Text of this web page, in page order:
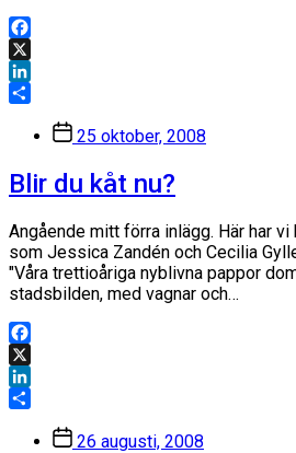
Facebook
X
LinkedIn
Inläggsdatum
25 oktober, 2008
Blir du kåt nu?
Angående mitt förra inlägg. Här har vi
som Jessica Zandén och Cecilia
"Våra trettioåriga nyblivna pappor
stadsbilden, med vagnar och…
Facebook
X
LinkedIn
Inläggsdatum
26 augusti, 2008